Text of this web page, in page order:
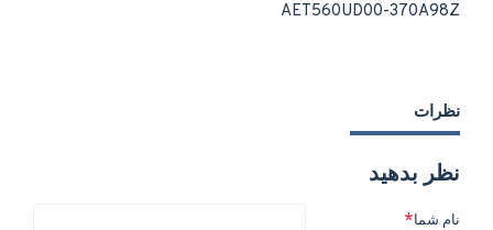
AET560UD00-370A98Z
نظرات
نظر بدهید
نام شما